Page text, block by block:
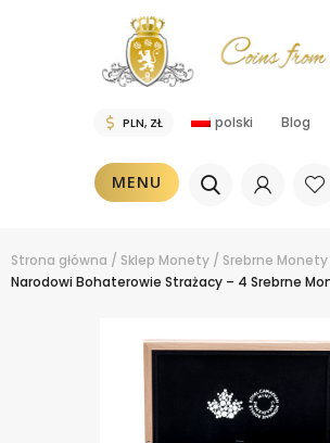
polski Blog
MENU
Strona główna / Sklep Monety / Srebrne Monety
Narodowi Bohaterowie Strażacy – 4 Srebrne